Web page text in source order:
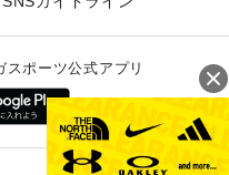
ポーツ公式アプリ